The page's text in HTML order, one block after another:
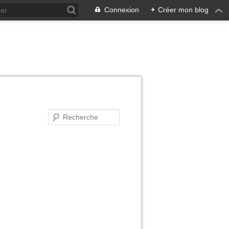
Connexion + Créer mon blog